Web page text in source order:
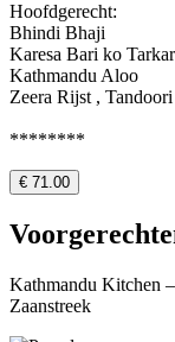
Hoofdgerecht:
Bhindi Bhaji
Karesa Bari ko Tarkar
Kathmandu Aloo
Zeera Rijst ,
********
€ 71.00
Kathmandu Kitchen
Zaanstreek